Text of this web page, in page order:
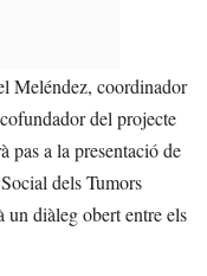
Meléndez, coordinador
del projecte
a la presentació de
dels Tumors
un diàleg obert entre els